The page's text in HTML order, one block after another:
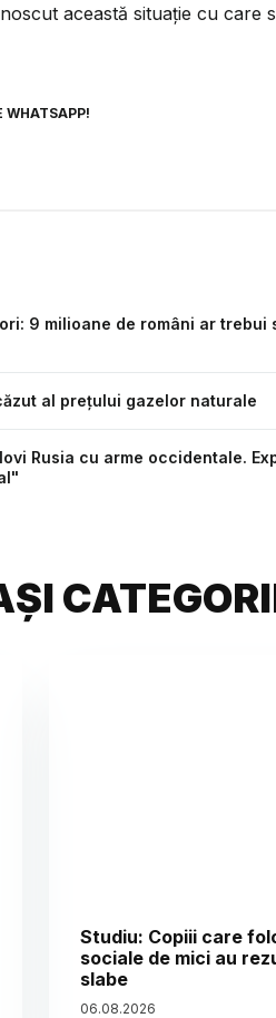
această situație cu care
WHATSAPP!
9 milioane de români ar trebui
al preţului gazelor naturale
Rusia cu arme occidentale.
Studiu: Copiii care
sociale de mici au
slabe
06.08.2026